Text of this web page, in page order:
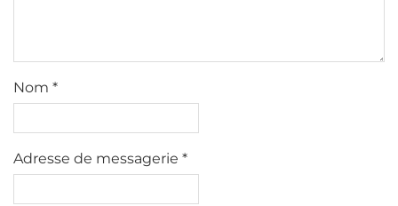
Nom *
Adresse de messagerie *